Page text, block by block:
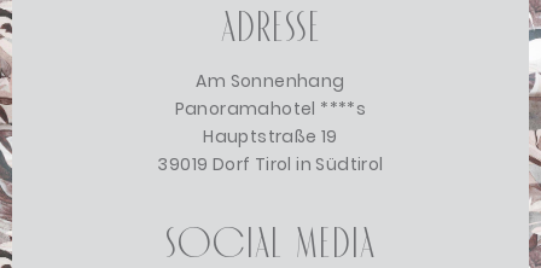
Adresse
Am Sonnenhang
Panoramahotel ****s
Hauptstraße 19
39019 Dorf Tirol in Südtirol
Social Media